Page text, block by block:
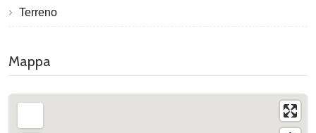
Terreno
Mappa